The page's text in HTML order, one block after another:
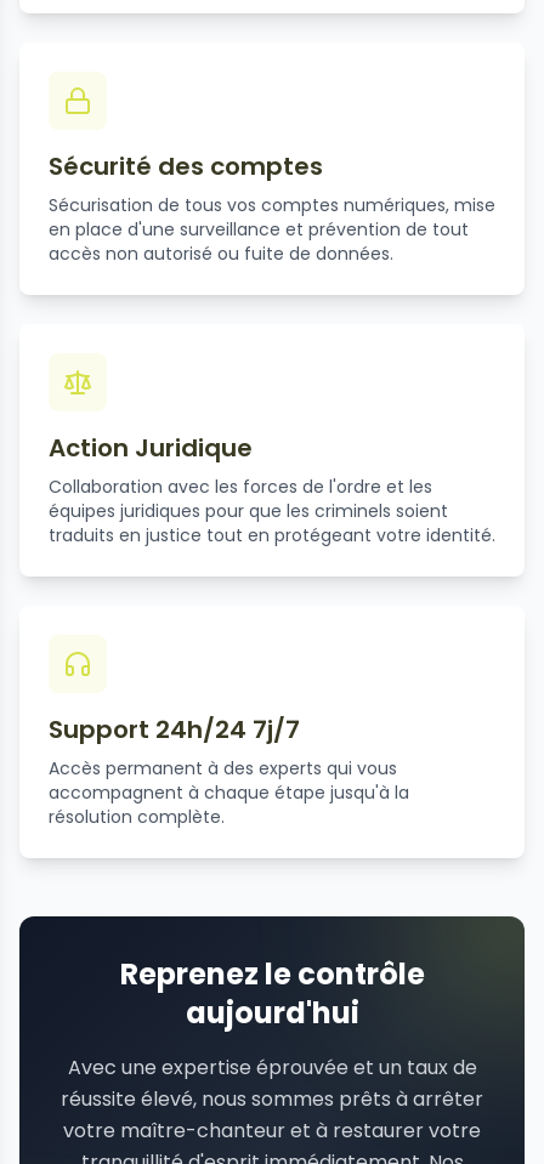
Sécurité des comptes
Sécurisation de tous vos comptes numériques, mise
en place d'une surveillance et prévention de tout
accès non autorisé ou fuite de données.
Action Juridique
Collaboration avec les forces de l'ordre et les
équipes juridiques pour que les criminels soient
traduits en justice tout en protégeant votre identité.
Support 24h/24 7j/7
Accès permanent à des experts qui vous
accompagnent à chaque étape jusqu'à la
résolution complète.
Reprenez le contrôle
aujourd'hui
Avec une expertise éprouvée et un taux de
réussite élevé, nous sommes prêts à arrêter
votre maître-chanteur et à restaurer votre